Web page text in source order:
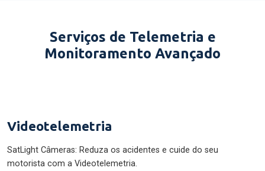
Serviços de Telemetria e
Monitoramento Avançado
Videotelemetria
SatLight Câmeras: Reduza os acidentes e cuide do seu
motorista com a Videotelemetria.